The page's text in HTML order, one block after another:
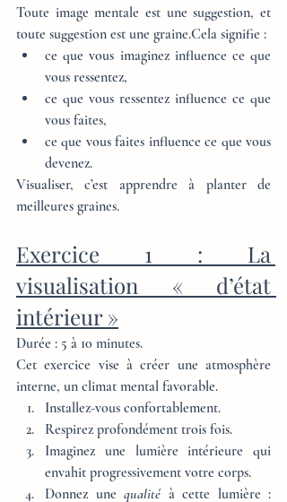
Toute image mentale est une suggestion, et
toute suggestion est une graine.Cela signifie :
ce que vous imaginez influence ce que
vous ressentez,
ce que vous ressentez influence ce que
vous faites,
ce que vous faites influence ce que vous
devenez.
Visualiser, c’est apprendre à planter de
meilleures graines.
Exercice 1 : La
visualisation « d’état
intérieur »
Durée : 5 à 10 minutes.
Cet exercice vise à créer une atmosphère
interne, un climat mental favorable.
Installez-vous confortablement.
Respirez profondément trois fois.
Imaginez une lumière intérieure qui
envahit progressivement votre corps.
Donnez une qualité à cette lumière :